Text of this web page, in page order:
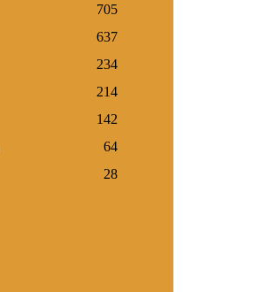
705
637
234
214
142
64
28